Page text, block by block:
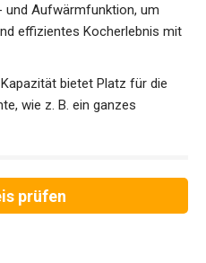
und Aufwärmfunktion, um
effizientes Kocherlebnis mit
bietet Platz für die
wie z. B. ein ganzes
prüfen